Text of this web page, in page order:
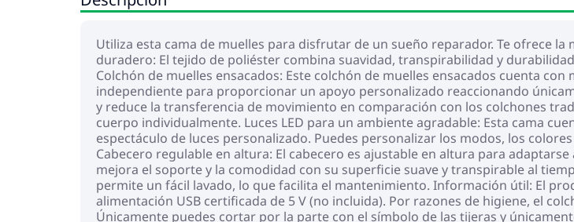
Utiliza esta cama de muelles para disfrutar de un sueño reparador. Te ofrece
duradero: El tejido de poliéster combina suavidad, transpirabilidad y
Colchón de muelles ensacados: Este colchón de muelles ensacados cuenta
independiente para proporcionar un apoyo personalizado reaccionando
y reduce la transferencia de movimiento en comparación con los colchones
cuerpo individualmente. Luces LED para un ambiente agradable: Esta cama
espectáculo de luces personalizado. Puedes personalizar los modos, los
Cabecero regulable en altura: El cabecero es ajustable en altura para
mejora el soporte y la comodidad con su superficie suave y transpirable al
permite un fácil lavado, lo que facilita el mantenimiento. Información útil: El
alimentación USB certificada de 5 V (no incluida). Por razones de higiene, el
Únicamente puedes cortar por la parte con el símbolo de las tijeras y